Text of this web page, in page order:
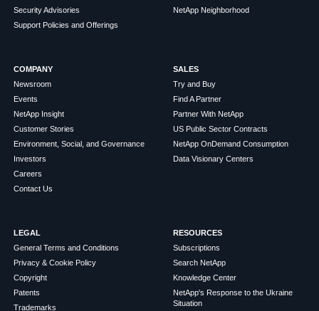
Security Advisories
Support Policies and Offerings
NetApp Neighborhood
COMPANY
Newsroom
Events
NetApp Insight
Customer Stories
Environment, Social, and Governance
Investors
Careers
Contact Us
SALES
Try and Buy
Find A Partner
Partner With NetApp
US Public Sector Contracts
NetApp OnDemand Consumption
Data Visionary Centers
LEGAL
General Terms and Conditions
Privacy & Cookie Policy
Copyright
Patents
Trademarks
RESOURCES
Subscriptions
Search NetApp
Knowledge Center
NetApp's Response to the Ukraine
Situation